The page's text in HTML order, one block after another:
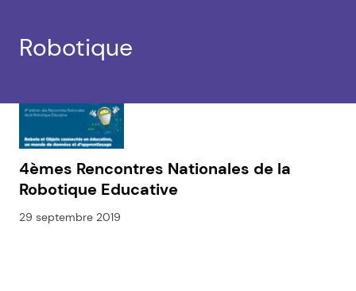
Robotique
4èmes Rencontres Nationales de la
Robotique Educative
29 septembre 2019